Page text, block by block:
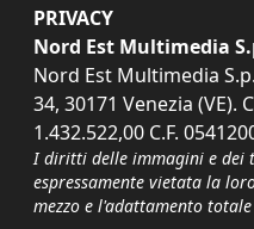
PRIVACY
Nord Est Multimedia
Nord Est Multimedia
34, 30171 Venezia (VE).
1.432.522,00 C.F.
I diritti delle immagini e dei
espressamente vietata la
mezzo e l'adattamento